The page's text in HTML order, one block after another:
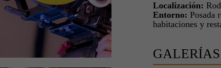
Localización:
Entorno: Posada
habitaciones y